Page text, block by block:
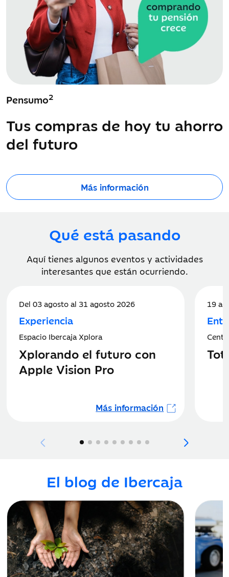
Pensumo2
Tus compras de hoy tu ahorro
del futuro
Más información
Qué está pasando
Aquí tienes algunos eventos y actividades
interesantes que están ocurriendo.
Del 03 agosto al 31 agosto 2026
Experiencia
Espacio Ibercaja Xplora
Xplorando el futuro con
Apple Vision Pro
Más información
19
El blog de Ibercaja